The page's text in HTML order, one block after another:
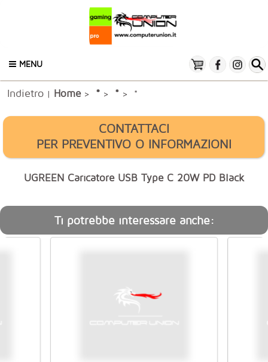
MENU
Indietro | Home> * > * > *
CONTATTACI
PER PREVENTIVO O INFORMAZIONI
UGREEN Caricatore USB Type C 20W PD Black
Ti potrebbe interessare anche: